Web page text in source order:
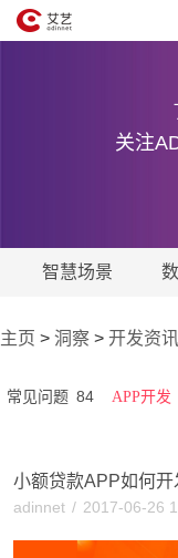
关注
智慧场景
主页 > 洞察 > 开发资讯
常见问题 84 APP开发
小额贷款APP如何
adinnet / 2017-06-26